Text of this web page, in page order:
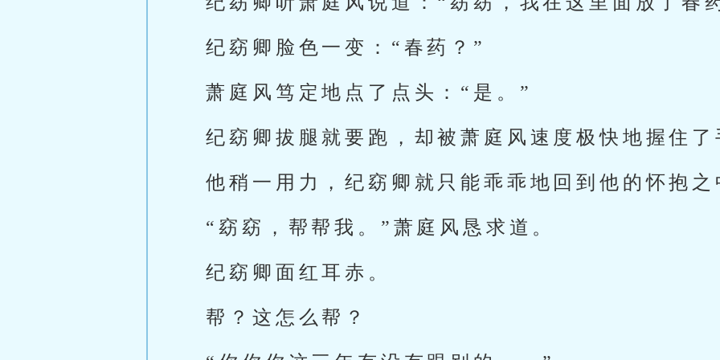
纪窈卿脸色一变：“春药？”
萧庭风笃定地点了点头：“是。”
纪窈卿拔腿就要跑，却被萧庭风速度极快地握住
他稍一用力，纪窈卿就只能乖乖地回到他的怀抱之
“窈窈，帮帮我。”萧庭风恳求道。
纪窈卿面红耳赤。
帮？这怎么帮？